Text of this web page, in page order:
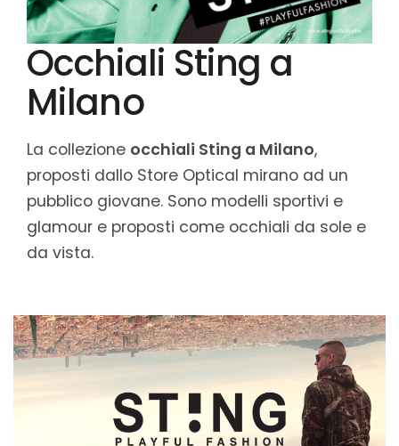
Occhiali Sting a
Milano
La collezione occhiali Sting a Milano,
proposti dallo Store Optical mirano ad un
pubblico giovane. Sono modelli sportivi e
glamour e proposti come occhiali da sole e
da vista.